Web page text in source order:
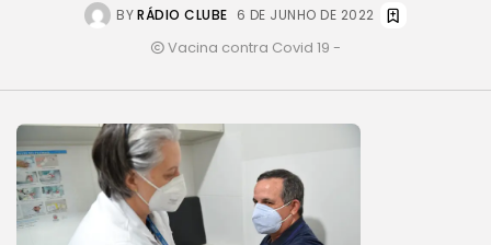
BYRÁDIO CLUBE 6 DE JUNHO DE 2022
Vacina contra Covid 19 -